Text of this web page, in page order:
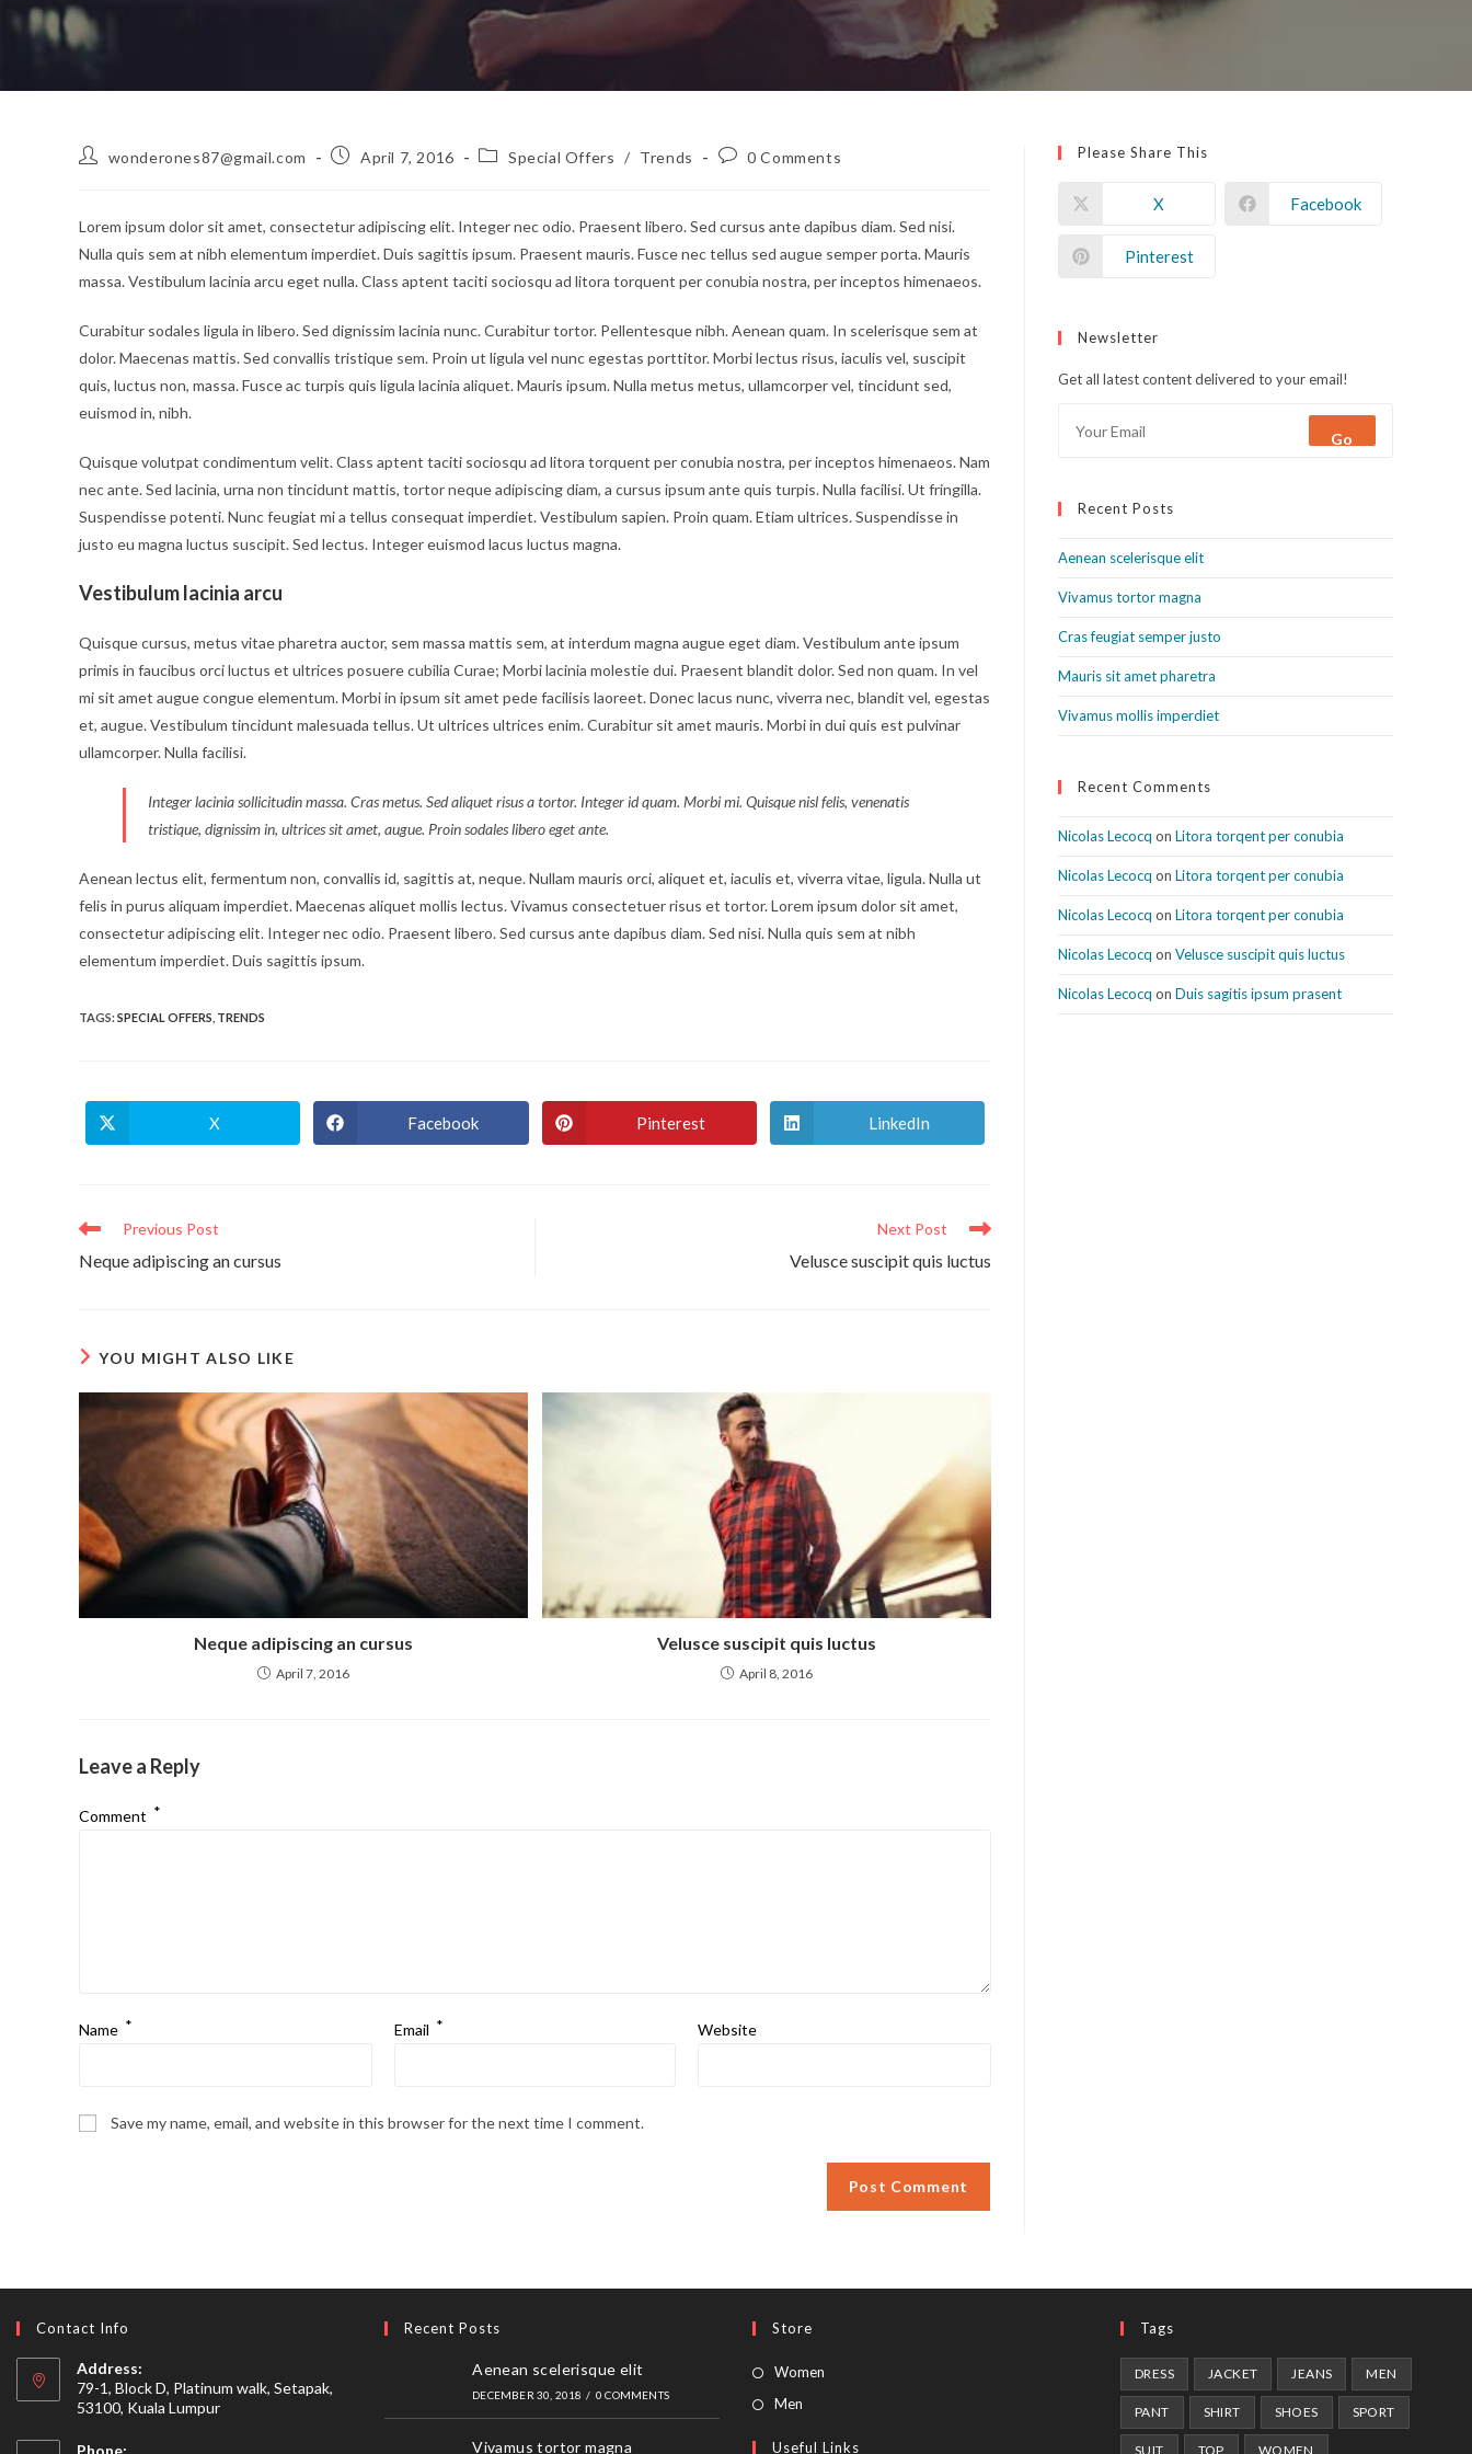
Postwonderones87@gmail.com
PostApril 7, 2016
PostSpecial Offers / Trends
Post0 Comments
Lorem ipsum dolor sit amet, consectetur adipiscing elit. Integer nec odio. Praesent libero. Sed cursus ante dapibus diam. Sed nisi.
Nulla quis sem at nibh elementum imperdiet. Duis sagittis ipsum. Praesent mauris. Fusce nec tellus sed augue semper porta. Mauris
massa. Vestibulum lacinia arcu eget nulla. Class aptent taciti sociosqu ad litora torquent per conubia nostra, per inceptos himenaeos.
Curabitur sodales ligula in libero. Sed dignissim lacinia nunc. Curabitur tortor. Pellentesque nibh. Aenean quam. In scelerisque sem at
dolor. Maecenas mattis. Sed convallis tristique sem. Proin ut ligula vel nunc egestas porttitor. Morbi lectus risus, iaculis vel, suscipit
quis, luctus non, massa. Fusce ac turpis quis ligula lacinia aliquet. Mauris ipsum. Nulla metus metus, ullamcorper vel, tincidunt sed,
euismod in, nibh.
Quisque volutpat condimentum velit. Class aptent taciti sociosqu ad litora torquent per conubia nostra, per inceptos himenaeos. Nam
nec ante. Sed lacinia, urna non tincidunt mattis, tortor neque adipiscing diam, a cursus ipsum ante quis turpis. Nulla facilisi. Ut fringilla.
Suspendisse potenti. Nunc feugiat mi a tellus consequat imperdiet. Vestibulum sapien. Proin quam. Etiam ultrices. Suspendisse in
justo eu magna luctus suscipit. Sed lectus. Integer euismod lacus luctus magna.
Vestibulum lacinia arcu
Quisque cursus, metus vitae pharetra auctor, sem massa mattis sem, at interdum magna augue eget diam. Vestibulum ante ipsum
primis in faucibus orci luctus et ultrices posuere cubilia Curae; Morbi lacinia molestie dui. Praesent blandit dolor. Sed non quam. In vel
mi sit amet augue congue elementum. Morbi in ipsum sit amet pede facilisis laoreet. Donec lacus nunc, viverra nec, blandit vel, egestas
et, augue. Vestibulum tincidunt malesuada tellus. Ut ultrices ultrices enim. Curabitur sit amet mauris. Morbi in dui quis est pulvinar
ullamcorper. Nulla facilisi.
Integer lacinia sollicitudin massa. Cras metus. Sed aliquet risus a tortor. Integer id quam. Morbi mi. Quisque nisl felis, venenatis
tristique, dignissim in, ultrices sit amet, augue. Proin sodales libero eget ante.
Aenean lectus elit, fermentum non, convallis id, sagittis at, neque. Nullam mauris orci, aliquet et, iaculis et, viverra vitae, ligula. Nulla ut
felis in purus aliquam imperdiet. Maecenas aliquet mollis lectus. Vivamus consectetuer risus et tortor. Lorem ipsum dolor sit amet,
consectetur adipiscing elit. Integer nec odio. Praesent libero. Sed cursus ante dapibus diam. Sed nisi. Nulla quis sem at nibh
elementum imperdiet. Duis sagittis ipsum.
TAGS:SPECIAL OFFERS TRENDS
Opens
in
X
Opens
in
Facebook
Opens
in
Pinterest
Opens
in
LinkedIn
Read
articles
Previous Post
Neque adipiscing an cursus
Next Post
Velusce suscipit quis luctus
YOU MIGHT ALSO LIKE
Neque adipiscing an cursus
April 7, 2016
Velusce suscipit quis luctus
April 8, 2016
Leave a Reply
Comment *
Name * Email * Website
Save my name, email, and website in this browser for the next time I comment.
Please Share This
X Facebook
Pinterest
Newsletter
Get all latest content delivered to your email!
Go
Recent Posts
Aenean scelerisque elit
Vivamus tortor magna
Cras feugiat semper justo
Mauris sit amet pharetra
Vivamus mollis imperdiet
Recent Comments
Nicolas Lecocq on Litora torqent per conubia
Nicolas Lecocq on Litora torqent per conubia
Nicolas Lecocq on Litora torqent per conubia
Nicolas Lecocq on Velusce suscipit quis luctus
Nicolas Lecocq on Duis sagitis ipsum prasent
Contact Info
Address:
79-1, Block D, Platinum walk, Setapak,
53100, Kuala Lumpur
Recent Posts
Aenean scelerisque elit
DECEMBER 30, 2018 / 0 COMMENTS
Vivamus tortor magna
Store
Women
Men
Useful Links
Tags
DRESS JACKET JEANS MEN
PANT SHIRT SHOES SPORT
SUIT TOP WOMEN